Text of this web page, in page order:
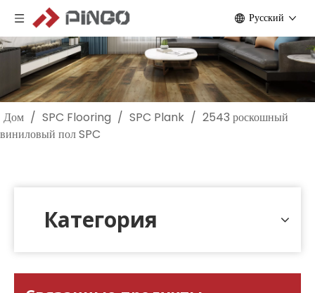
Pусский
Дом / SPC Flooring / SPC Plank / 2543 роскошный
виниловый пол SPC
Категория